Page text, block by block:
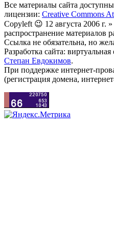
Все материалы сайта
лицензии: Creative Commons
Copyleft 😉 12 августа 2006 г.
распространение материалов
Ссылка не обязательна, но
Разработка сайта:
Степан Евдокимов.
При поддержке интернет-
(регистрация домена,